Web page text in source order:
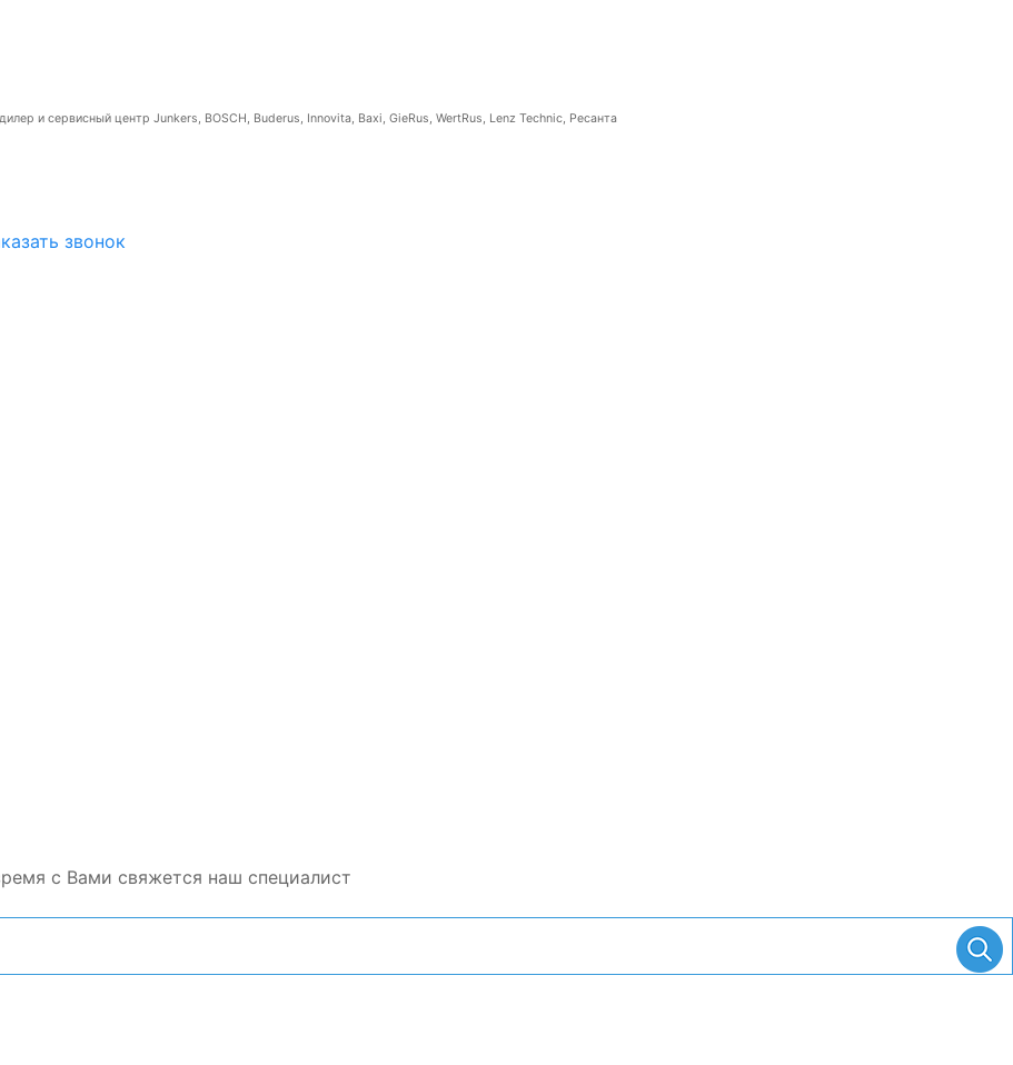
и сервисный центр Junkers, BOSCH, Buderus, Innovita, Baxi, GieRus, WertRus, Lenz Technic, Ресанта
звонок
с Вами свяжется наш специалист